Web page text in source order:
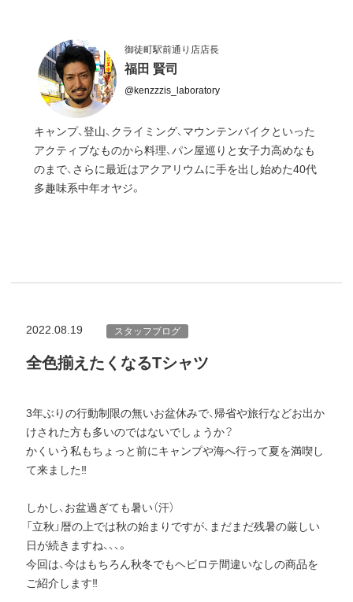
御徒町駅前通り店店長
福田 賢司
@kenzzzis_laboratory
キャンプ、登山、クライミング、マウンテンバイクといった
アクティブなものから料理、パン屋巡りと女子力高めなも
のまで、さらに最近はアクアリウムに手を出し始めた40代
多趣味系中年オヤジ。
2022.08.19 スタッフブログ
全色揃えたくなるTシャツ
3年ぶりの行動制限の無いお盆休みで、帰省や旅行などお出か
けされた方も多いのではないでしょうか？
かくいう私もちょっと前にキャンプや海へ行って夏を満喫し
て来ました‼︎
しかし、お盆過ぎても暑い（汗）
「立秋」暦の上では秋の始まりですが、まだまだ残暑の厳しい
日が続きますね、、、。
今回は、今はもちろん秋冬でもヘビロテ間違いなしの商品を
ご紹介します‼︎